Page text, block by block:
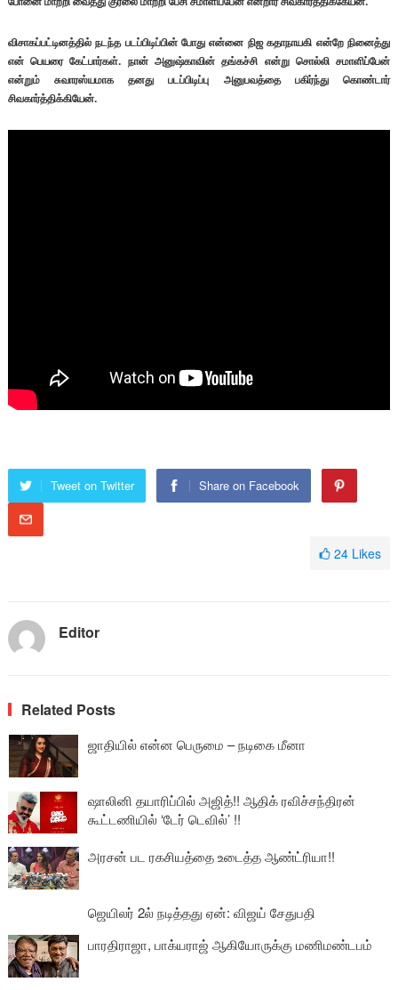
விசாகப்பட்டினத்தில் நடந்த படப்பிடிப்பின் போது என்னை நிஜ கதாநாயகி என்றே நினைத்து
என் பெயரை கேட்பார்கள். நான் அனுஷ்காவின் தங்கச்சி என்று சொல்லி சமாளிப்பேன்
என்றும் சுவாரஸ்யமாக தனது படப்பிடிப்பு அனுபவத்தை பகிர்ந்து கொண்டார்
சிவகார்த்திக்கியேன்.
Tweet on Twitter Share on Facebook
24 Likes
Editor
Related Posts
ஜாதியில் என்ன பெருமை – நடிகை மீனா
ஷாலினி தயாரிப்பில் அஜித்!! ஆதிக் ரவிச்சந்திரன்
கூட்டணியில் ‘டேர் டெவில்’ !!
அரசன் பட ரகசியத்தை உடைத்த ஆண்ட்ரியா!!
ஜெயிலர் 2ல் நடித்தது ஏன்: விஜய் சேதுபதி
பாரதிராஜா, பாக்யராஜ் ஆகியோருக்கு மணிமண்டபம்